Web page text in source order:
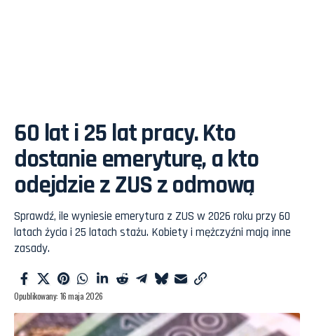
60 lat i 25 lat pracy. Kto
dostanie emeryturę, a kto
odejdzie z ZUS z odmową
Sprawdź, ile wyniesie emerytura z ZUS w 2026 roku przy 60
latach życia i 25 latach stażu. Kobiety i mężczyźni mają inne
zasady.
Opublikowany: 16 maja 2026